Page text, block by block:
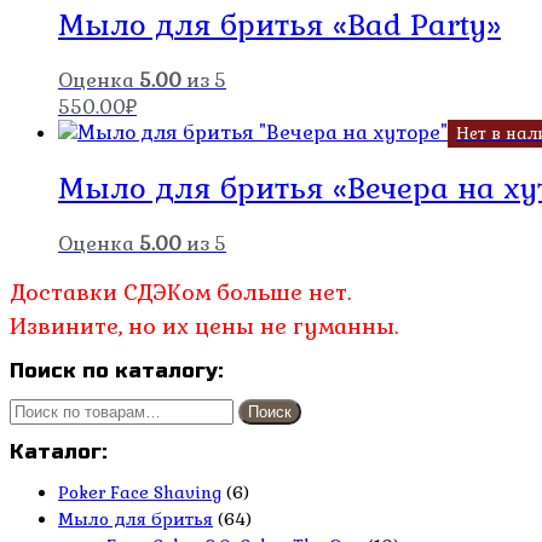
Мыло для бритья «Bad Party»
Оценка 5.00 из 5
550.00₽
Нет в
Мыло для бритья «Вечера на
Оценка 5.00 из 5
Доставки СДЭКом больше нет.
Извините, но их цены не гуманны.
Поиск по каталогу:
Искать: Поиск
Каталог:
Poker Face Shaving (6)
Мыло для бритья (64)